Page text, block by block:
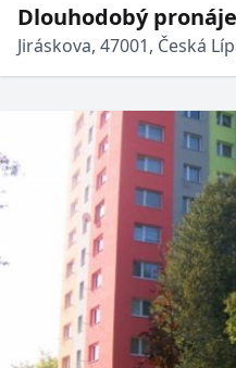
Dlouhodobý
Jiráskově ulici v
Jiráskova, 47001, Česká